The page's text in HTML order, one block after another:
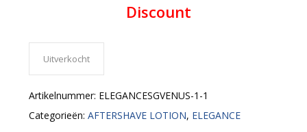
Discount
Uitverkocht
Artikelnummer: ELEGANCESGVENUS-1-1
Categorieën: AFTERSHAVE LOTION, ELEGANCE